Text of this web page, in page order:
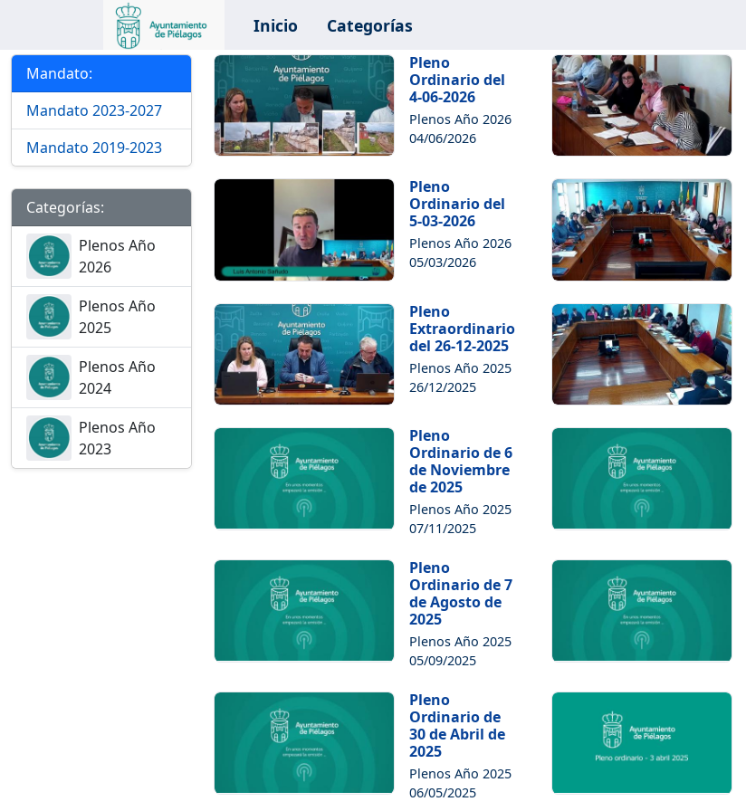
Inicio Categorías
Categorías y Mandatos
Mandato:
Mandato 2023-2027
Mandato 2019-2023
Categorías:
Plenos Año
2026
Plenos Año
2025
Plenos Año
2024
Plenos Año
2023
Pleno
Ordinario del
4-06-2026
Plenos Año 2026
04/06/2026
Pleno
Ordinario del
5-03-2026
Plenos Año 2026
05/03/2026
Pleno
Extraordinario
del 26-12-2025
Plenos Año 2025
26/12/2025
Pleno
Ordinario de 6
de Noviembre
de 2025
Plenos Año 2025
07/11/2025
Pleno
Ordinario de 7
de Agosto de
2025
Plenos Año 2025
05/09/2025
Pleno
Ordinario de
30 de Abril de
2025
Plenos Año 2025
06/05/2025